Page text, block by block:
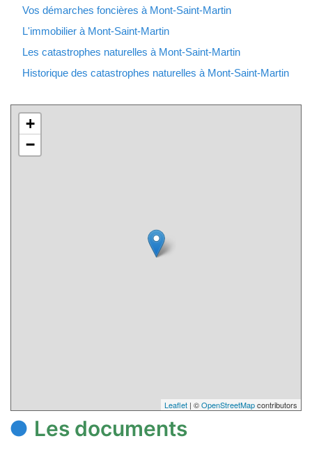
Vos démarches foncières à Mont-Saint-Martin
L'immobilier à Mont-Saint-Martin
Les catastrophes naturelles à Mont-Saint-Martin
Historique des catastrophes naturelles à Mont-Saint-Martin
+
−
Leaflet | ©OpenStreetMapcontributors
Les documents